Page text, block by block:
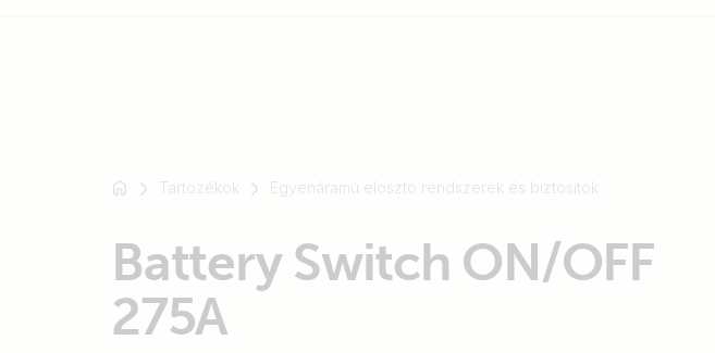
Tartozékok Egyenáramú elosztó rendszerek és biztosítók
Battery Switch ON/OFF
275A